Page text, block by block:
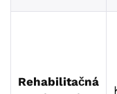
Rehabilitačná